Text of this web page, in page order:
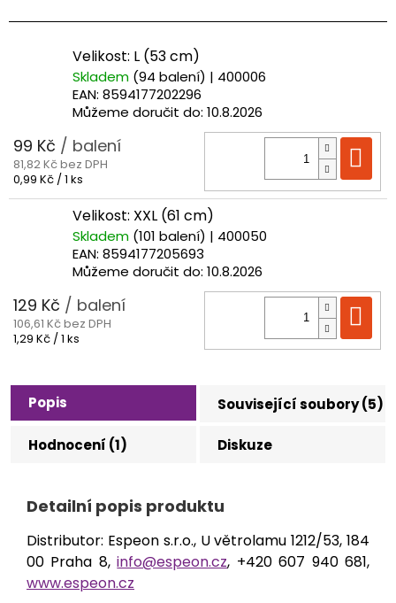
Velikost: L (53 cm)
Skladem (94 balení) | 400006
EAN: 8594177202296
Můžeme doručit do: 10.8.2026
99 Kč / balení
81,82 Kč bez DPH
Měrná
0,99 Kč / 1 ks
Velikost: XXL (61 cm)
Skladem (101 balení) | 400050
EAN: 8594177205693
Můžeme doručit do: 10.8.2026
129 Kč / balení
106,61 Kč bez DPH
Měrná
1,29 Kč / 1 ks
Popis Související soubory (5)
Hodnocení (1) Diskuze
Detailní popis produktu
Distributor: Espeon s.r.o., U větrolamu 1212/53, 184
00 Praha 8,info@espeon.cz, +420 607 940 681,
www.espeon.cz